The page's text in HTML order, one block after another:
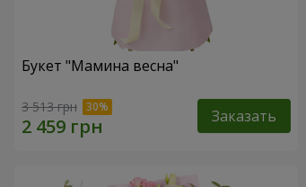
Букет "Мамина весна"
3 513 грн Заказать